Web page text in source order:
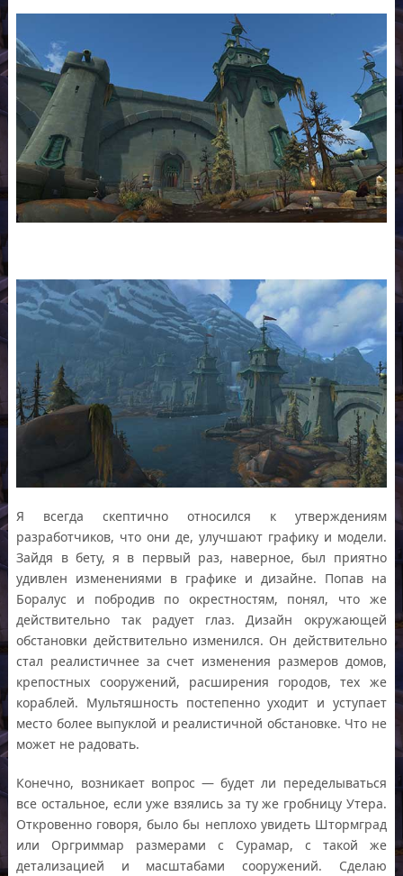
Я всегда скептично относился к утверждениям
разработчиков, что они де, улучшают графику и модели.
Зайдя в бету, я в первый раз, наверное, был приятно
удивлен изменениями в графике и дизайне. Попав на
Боралус и побродив по окрестностям, понял, что же
действительно так радует глаз. Дизайн окружающей
обстановки действительно изменился. Он действительно
стал реалистичнее за счет изменения размеров домов,
крепостных сооружений, расширения городов, тех же
кораблей. Мультяшность постепенно уходит и уступает
место более выпуклой и реалистичной обстановке. Что не
может не радовать.
Конечно, возникает вопрос — будет ли переделываться
все остальное, если уже взялись за ту же гробницу Утера.
Откровенно говоря, было бы неплохо увидеть Штормград
или Оргриммар размерами с Сурамар, с такой же
детализацией и масштабами сооружений. Сделаю